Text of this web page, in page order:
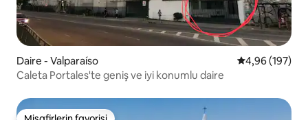
Daire - Valparaíso 5 üzerinden
4,96 (197)
Caleta Portales'te geniş ve iyi konumlu daire